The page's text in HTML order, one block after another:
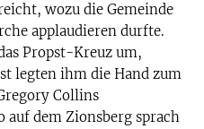
wozu die Gemeinde
applaudieren durfte.
Propst-Kreuz um,
legten ihm die Hand zum
Collins
dem Zionsberg sprach